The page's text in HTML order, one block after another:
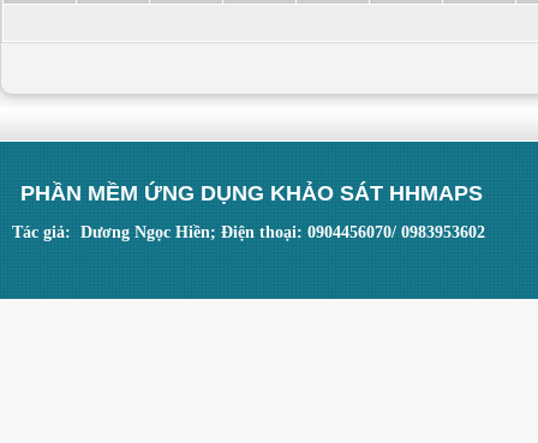
PHẦN MỀM ỨNG DỤNG KHẢO SÁT HHMAPS
Tác giả: Dương Ngọc Hiền; Điện thoại: 0904456070/ 0983953602